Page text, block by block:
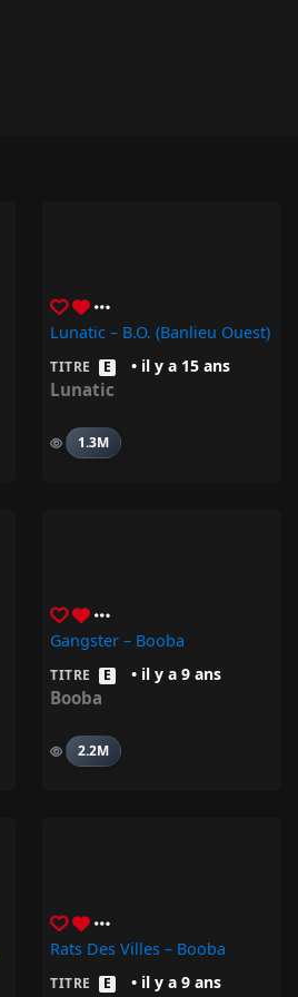
Lunatic – B.O. (Banlieu Ouest)
TITRE E • il y a 15 ans
Lunatic
1.3M
Gangster – Booba
TITRE E • il y a 9 ans
Booba
2.2M
Rats Des Villes – Booba
TITRE E • il y a 9 ans